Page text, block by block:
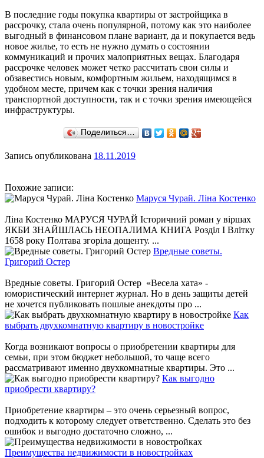
В последние годы покупка квартиры от застройщика в
рассрочку, стала очень популярной, потому как это наиболее
выгодный в финансовом плане вариант, да и покупается ведь
новое жилье, то есть не нужно думать о состоянии
коммуникаций и прочих малоприятных вещах. Благодаря
рассрочке человек может четко рассчитать свои силы и
обзавестись новым, комфортным жильем, находящимся в
удобном месте, причем как с точки зрения наличия
транспортной доступности, так и с точки зрения имеющейся
инфраструктуры.
Поделиться…
Запись опубликована 18.11.2019
Похожие записи:
Маруся Чурай. Ліна Костенко
Ліна Костенко МАРУСЯ ЧУРАЙ Історичний роман у віршах
ЯКБИ ЗНАЙШЛАСЬ НЕОПАЛИМА КНИГА Розділ І Влітку
1658 року Полтава згоріла дощенту. ...
Вредные советы.
Григорий Остер
Вредные советы. Григорий Остер «Весела хата» -
юмористический интернет журнал. Но в день защиты детей
не хочется публиковать пошлые анекдоты про ...
Как
выбрать двухкомнатную квартиру в новостройке
Когда возникают вопросы о приобретении квартиры для
семьи, при этом бюджет небольшой, то чаще всего
рассматривают именно двухкомнатные квартиры. Это ...
Как выгодно
приобрести квартиру?
Приобретение квартиры – это очень серьезный вопрос,
подходить к которому следует ответственно. Сделать это без
ошибок и выгодно достаточно сложно, ...
Преимущества недвижимости в новостройках